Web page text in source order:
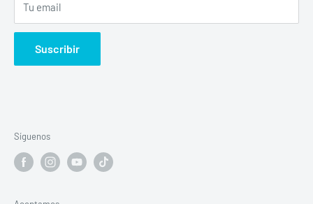
Tu email
Suscribir
Síguenos